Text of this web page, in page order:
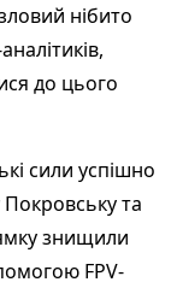
нібито
до цього
сили успішно
та
знищили
FPV-